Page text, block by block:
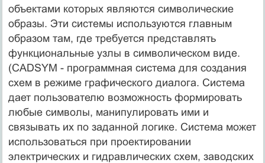
объектами которых являются символические
образы. Эти системы используются главным
образом там, где требуется представлять
функциональные узлы в символическом виде.
(CADSYM - программная система для создания
схем в режиме графического диалога. Система
дает пользователю возможность формировать
любые символы, манипулировать ими и
связывать их по заданной логике. Система может
использоваться при проектировании
электрических и гидравлических схем, заводских